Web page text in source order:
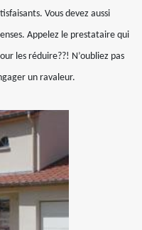
Vous devez aussi
Appelez le prestataire qui
les réduire??! N’oubliez pas
un ravaleur.